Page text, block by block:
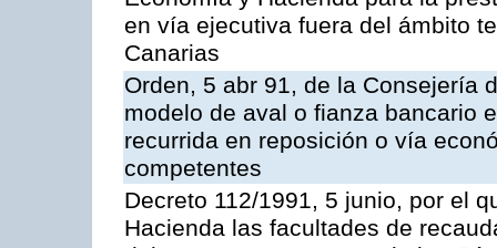
en vía ejecutiva fuera del ámbito
Canarias
Orden, 5 abr 91, de la Consejería
modelo de aval o fianza bancario
recurrida en reposición o vía
competentes
Decreto 112/1991, 5 junio, por el
Hacienda las facultades de